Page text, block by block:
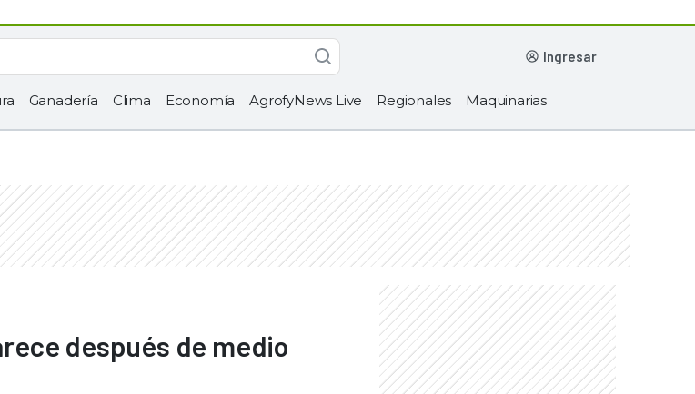
ingresar
Ganadería Clima Economía AgrofyNews Live Regionales Maquinarias
después de medio